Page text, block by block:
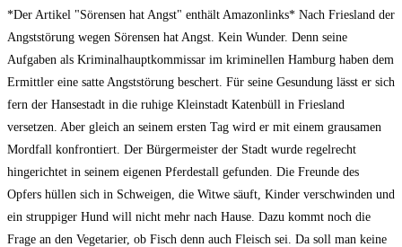
*Der Artikel "Sörensen hat Angst" enthält Amazonlinks* Nach Friesland der
Angststörung wegen Sörensen hat Angst. Kein Wunder. Denn seine
Aufgaben als Kriminalhauptkommissar im kriminellen Hamburg haben dem
Ermittler eine satte Angststörung beschert. Für seine Gesundung lässt er sich
fern der Hansestadt in die ruhige Kleinstadt Katenbüll in Friesland
versetzen. Aber gleich an seinem ersten Tag wird er mit einem grausamen
Mordfall konfrontiert. Der Bürgermeister der Stadt wurde regelrecht
hingerichtet in seinem eigenen Pferdestall gefunden. Die Freunde des
Opfers hüllen sich in Schweigen, die Witwe säuft, Kinder verschwinden und
ein struppiger Hund will nicht mehr nach Hause. Dazu kommt noch die
Frage an den Vegetarier, ob Fisch denn auch Fleisch sei. Da soll man keine